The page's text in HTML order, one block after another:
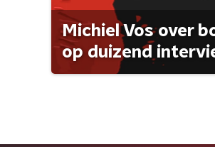
Michiel Vos over
op duizend